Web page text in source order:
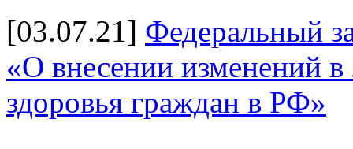
[03.07.21] Федеральный
«О внесении изменений
здоровья граждан в РФ»